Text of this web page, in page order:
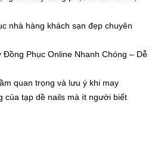
nhà hàng khách sạn đẹp chuyên
Phục Online Nhanh Chóng – Dễ
quan trọng và lưu ý khi may
của tạp dề nails mà ít người biết